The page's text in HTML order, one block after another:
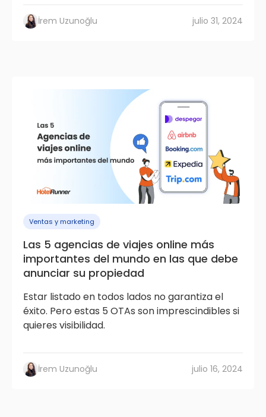
İrem Uzunoğlu julio 31, 2024
Ventas y marketing
Las 5 agencias de viajes online más
importantes del mundo en las que debe
anunciar su propiedad
Estar listado en todos lados no garantiza el
éxito. Pero estas 5 OTAs son imprescindibles si
quieres visibilidad.
İrem Uzunoğlu julio 16, 2024